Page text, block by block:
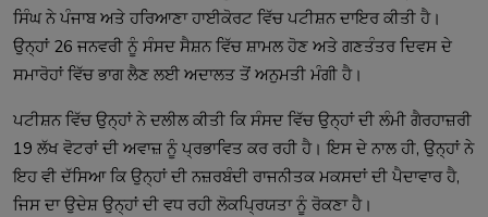
ਸਿੰਘ ਨੇ ਪੰਜਾਬ ਅਤੇ ਹਰਿਆਣਾ ਹਾਈਕੋਰਟ ਵਿੱਚ ਪਟੀਸ਼ਨ ਦਾਇਰ ਕੀਤੀ ਹੈ।
ਉਨ੍ਹਾਂ 26 ਜਨਵਰੀ ਨੂੰ ਸੰਸਦ ਸੈਸ਼ਨ ਵਿੱਚ ਸ਼ਾਮਲ ਹੋਣ ਅਤੇ ਗਣਤੰਤਰ ਦਿਵਸ ਦੇ
ਸਮਾਰੋਹਾਂ ਵਿੱਚ ਭਾਗ ਲੈਣ ਲਈ ਅਦਾਲਤ ਤੋਂ ਅਨੁਮਤੀ ਮੰਗੀ ਹੈ।
ਪਟੀਸ਼ਨ ਵਿੱਚ ਉਨ੍ਹਾਂ ਨੇ ਦਲੀਲ ਕੀਤੀ ਕਿ ਸੰਸਦ ਵਿੱਚ ਉਨ੍ਹਾਂ ਦੀ ਲੰਮੀ ਗੈਰਹਾਜ਼ਰੀ
19 ਲੱਖ ਵੋਟਰਾਂ ਦੀ ਅਵਾਜ਼ ਨੂੰ ਪ੍ਰਭਾਵਿਤ ਕਰ ਰਹੀ ਹੈ। ਇਸ ਦੇ ਨਾਲ ਹੀ, ਉਨ੍ਹਾਂ ਨੇ
ਇਹ ਵੀ ਦੱਸਿਆ ਕਿ ਉਨ੍ਹਾਂ ਦੀ ਨਜ਼ਰਬੰਦੀ ਰਾਜਨੀਤਕ ਮਕਸਦਾਂ ਦੀ ਪੈਦਾਵਾਰ ਹੈ,
ਜਿਸ ਦਾ ਉਦੇਸ਼ ਉਨ੍ਹਾਂ ਦੀ ਵਧ ਰਹੀ ਲੋਕਪ੍ਰਿਯਤਾ ਨੂੰ ਰੋਕਣਾ ਹੈ।